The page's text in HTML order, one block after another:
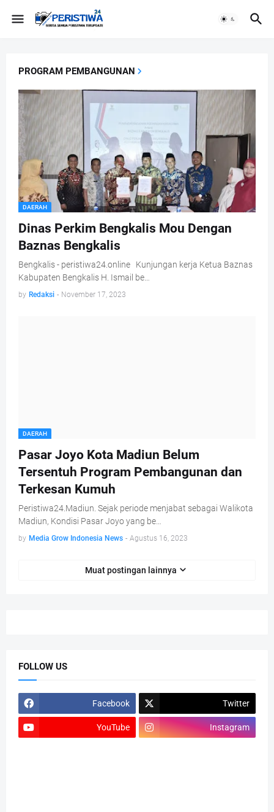
PROGRAM PEMBANGUNAN
DAERAH
Dinas Perkim Bengkalis Mou Dengan
Baznas Bengkalis
Bengkalis - peristiwa24.online Kunjungan kerja Ketua Baznas
Kabupaten Bengkalis H. Ismail be…
by Redaksi - November 17, 2023
DAERAH
Pasar Joyo Kota Madiun Belum
Tersentuh Program Pembangunan dan
Terkesan Kumuh
Peristiwa24.Madiun. Sejak periode menjabat sebagai Walikota
Madiun, Kondisi Pasar Joyo yang be…
by Media Grow Indonesia News - Agustus 16, 2023
Muat postingan lainnya
FOLLOW US
Facebook Twitter
YouTube Instagram